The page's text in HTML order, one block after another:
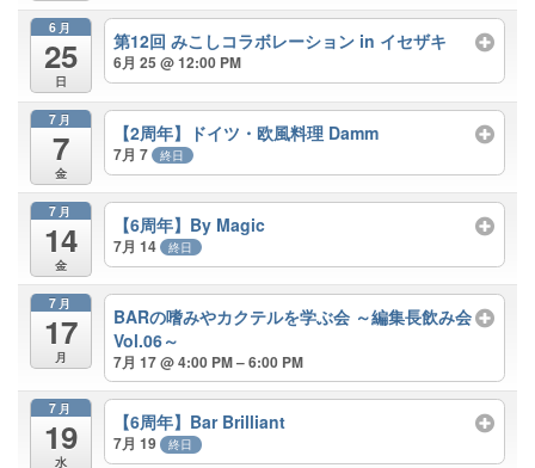
6月
25
日
第12回 みこしコラボレーション in イセザキ
6月 25 @ 12:00 PM
7月
7
金
【2周年】ドイツ・欧風料理 Damm
7月 7 終日
7月
14
金
【6周年】By Magic
7月 14 終日
7月
17
月
BARの嗜みやカクテルを学ぶ会 ～編集長飲み会
Vol.06～
7月 17 @ 4:00 PM – 6:00 PM
7月
19
水
【6周年】Bar Brilliant
7月 19 終日